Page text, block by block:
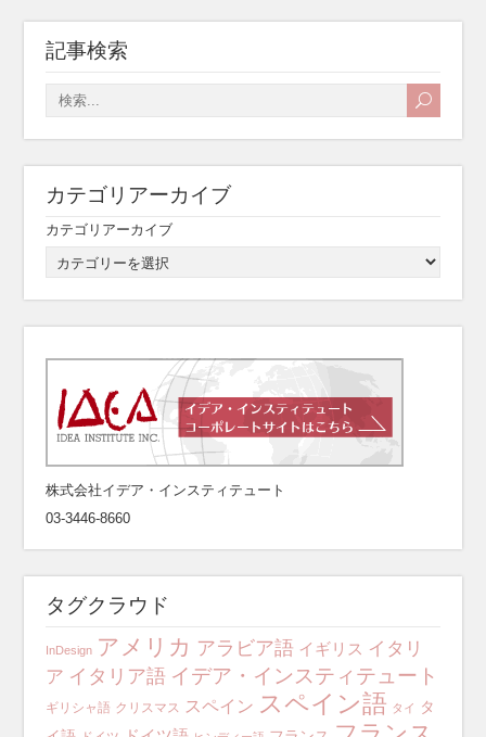
記事検索
カテゴリアーカイブ
カテゴリアーカイブ
株式会社イデア・インスティテュート
03-3446-8660
タグクラウド
InDesign アメリカ アラビア語 イギリス イタリ
ア イタリア語 イデア・インスティテュート
ギリシャ語 クリスマス スペイン スペイン語 タイ
タ